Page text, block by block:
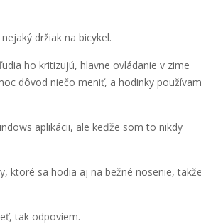
držiak na bicykel.
ho kritizujú, hlavne ovládanie v zime
dôvod niečo meniť, a hodinky používam
aplikácii, ale keďže som to nikdy
ktoré sa hodia aj na bežné nosenie,
tak odpoviem.